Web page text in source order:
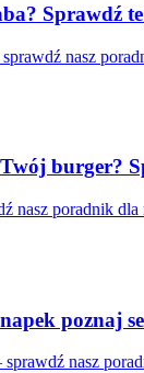
Sprawdź
nasz
burger?
nasz poradnik
poznaj
nasz